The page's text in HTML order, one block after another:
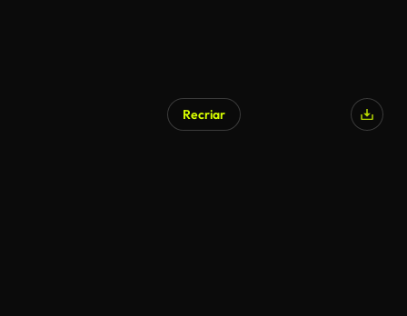
Recriar